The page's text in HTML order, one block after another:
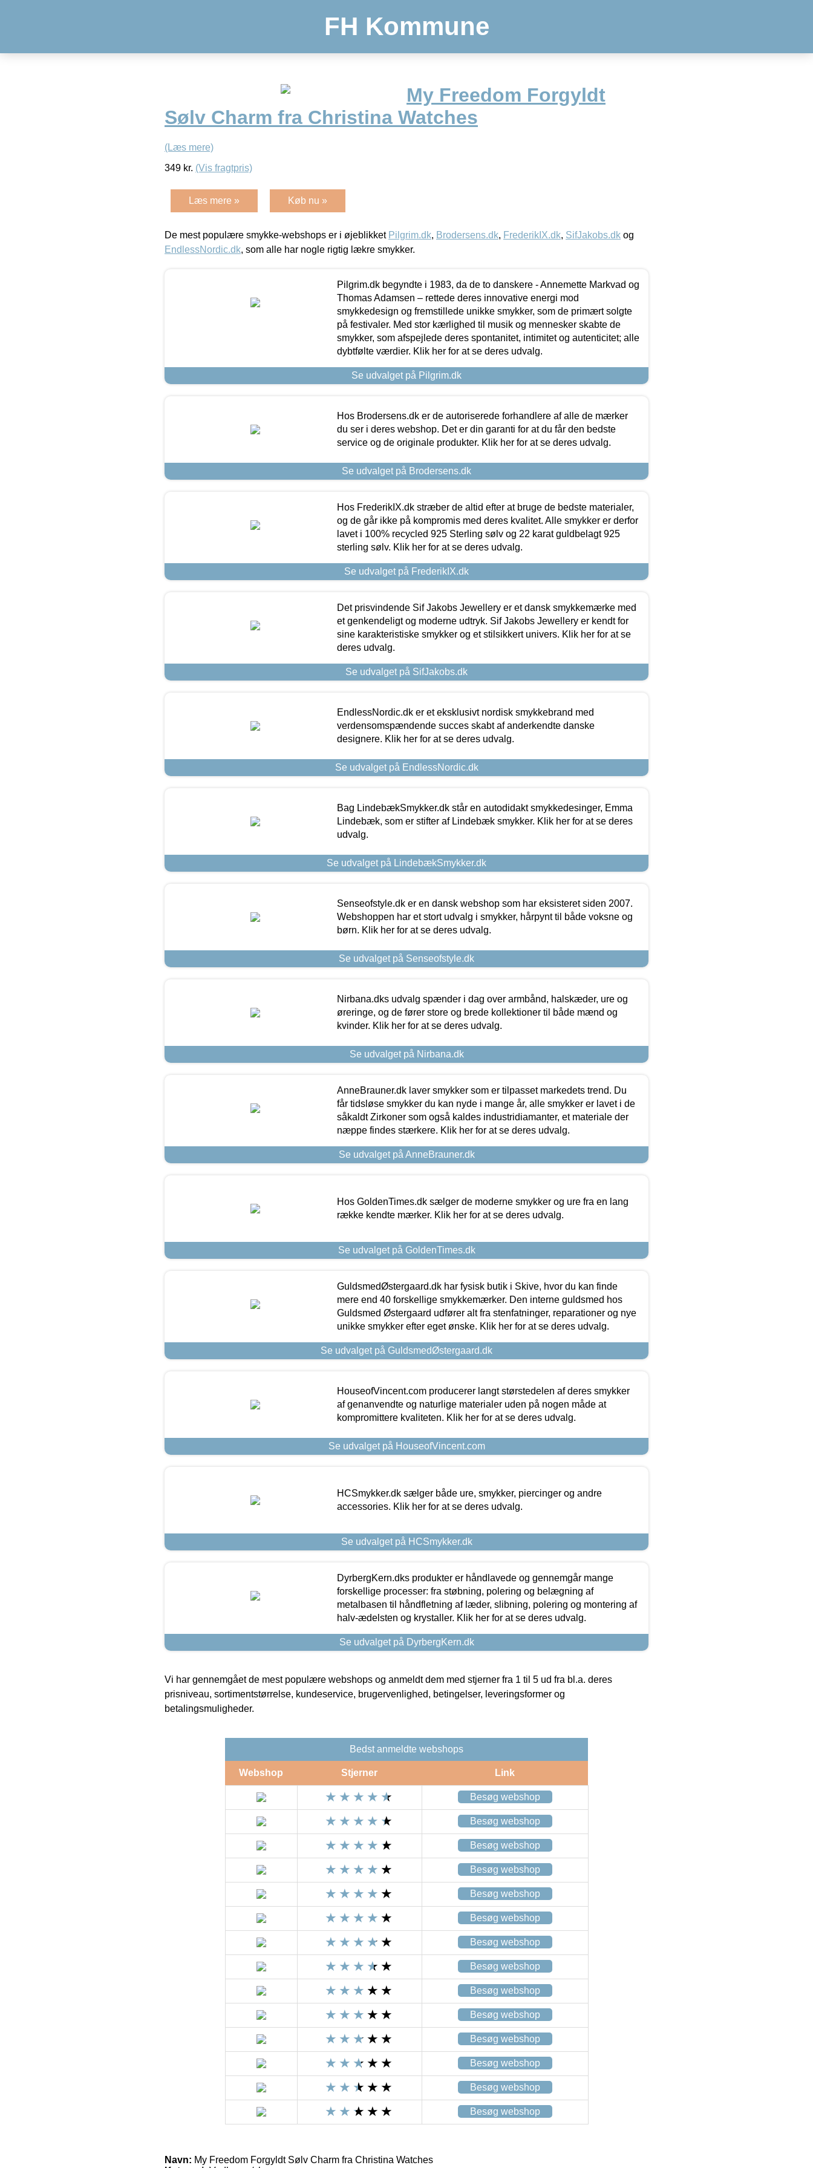
FH Kommune
My Freedom Forgyldt
Sølv Charm fra Christina Watches
(Læs mere)
349 kr. (Vis fragtpris)
Læs mere » Køb nu »
De mest populære smykke-webshops er i øjeblikket Pilgrim.dk, Brodersens.dk, FrederikIX.dk, SifJakobs.dk og
EndlessNordic.dk, som alle har nogle rigtig lækre smykker.
Pilgrim.dk begyndte i 1983, da de to danskere - Annemette Markvad og
Thomas Adamsen – rettede deres innovative energi mod
smykkedesign og fremstillede unikke smykker, som de primært solgte
på festivaler. Med stor kærlighed til musik og mennesker skabte de
smykker, som afspejlede deres spontanitet, intimitet og autenticitet; alle
dybtfølte værdier. Klik her for at se deres udvalg.
Se udvalget på Pilgrim.dk
Hos Brodersens.dk er de autoriserede forhandlere af alle de mærker
du ser i deres webshop. Det er din garanti for at du får den bedste
service og de originale produkter. Klik her for at se deres udvalg.
Se udvalget på Brodersens.dk
Hos FrederikIX.dk stræber de altid efter at bruge de bedste materialer,
og de går ikke på kompromis med deres kvalitet. Alle smykker er derfor
lavet i 100% recycled 925 Sterling sølv og 22 karat guldbelagt 925
sterling sølv. Klik her for at se deres udvalg.
Se udvalget på FrederikIX.dk
Det prisvindende Sif Jakobs Jewellery er et dansk smykkemærke med
et genkendeligt og moderne udtryk. Sif Jakobs Jewellery er kendt for
sine karakteristiske smykker og et stilsikkert univers. Klik her for at se
deres udvalg.
Se udvalget på SifJakobs.dk
EndlessNordic.dk er et eksklusivt nordisk smykkebrand med
verdensomspændende succes skabt af anderkendte danske
designere. Klik her for at se deres udvalg.
Se udvalget på EndlessNordic.dk
Bag LindebækSmykker.dk står en autodidakt smykkedesinger, Emma
Lindebæk, som er stifter af Lindebæk smykker. Klik her for at se deres
udvalg.
Se udvalget på LindebækSmykker.dk
Senseofstyle.dk er en dansk webshop som har eksisteret siden 2007.
Webshoppen har et stort udvalg i smykker, hårpynt til både voksne og
børn. Klik her for at se deres udvalg.
Se udvalget på Senseofstyle.dk
Nirbana.dks udvalg spænder i dag over armbånd, halskæder, ure og
øreringe, og de fører store og brede kollektioner til både mænd og
kvinder. Klik her for at se deres udvalg.
Se udvalget på Nirbana.dk
AnneBrauner.dk laver smykker som er tilpasset markedets trend. Du
får tidsløse smykker du kan nyde i mange år, alle smykker er lavet i de
såkaldt Zirkoner som også kaldes industridiamanter, et materiale der
næppe findes stærkere. Klik her for at se deres udvalg.
Se udvalget på AnneBrauner.dk
Hos GoldenTimes.dk sælger de moderne smykker og ure fra en lang
række kendte mærker. Klik her for at se deres udvalg.
Se udvalget på GoldenTimes.dk
GuldsmedØstergaard.dk har fysisk butik i Skive, hvor du kan finde
mere end 40 forskellige smykkemærker. Den interne guldsmed hos
Guldsmed Østergaard udfører alt fra stenfatninger, reparationer og nye
unikke smykker efter eget ønske. Klik her for at se deres udvalg.
Se udvalget på GuldsmedØstergaard.dk
HouseofVincent.com producerer langt størstedelen af deres smykker
af genanvendte og naturlige materialer uden på nogen måde at
kompromittere kvaliteten. Klik her for at se deres udvalg.
Se udvalget på HouseofVincent.com
HCSmykker.dk sælger både ure, smykker, piercinger og andre
accessories. Klik her for at se deres udvalg.
Se udvalget på HCSmykker.dk
DyrbergKern.dks produkter er håndlavede og gennemgår mange
forskellige processer: fra støbning, polering og belægning af
metalbasen til håndfletning af læder, slibning, polering og montering af
halv-ædelsten og krystaller. Klik her for at se deres udvalg.
Se udvalget på DyrbergKern.dk
Vi har gennemgået de mest populære webshops og anmeldt dem med stjerner fra 1 til 5 ud fra bl.a. deres
prisniveau, sortimentstørrelse, kundeservice, brugervenlighed, betingelser, leveringsformer og
betalingsmuligheder.
Bedst anmeldte webshops
Webshop Stjerner Link
Besøg webshop
Besøg webshop
Besøg webshop
Besøg webshop
Besøg webshop
Besøg webshop
Besøg webshop
Besøg webshop
Besøg webshop
Besøg webshop
Besøg webshop
Besøg webshop
Besøg webshop
Besøg webshop
Navn: My Freedom Forgyldt Sølv Charm fra Christina Watches